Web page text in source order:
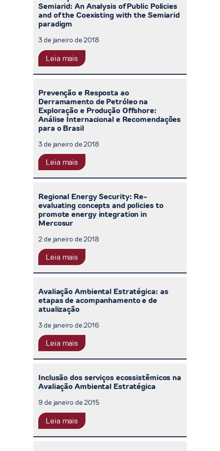
Semiarid: An Analysis of Public Policies
and of the Coexisting with the Semiarid
paradigm
3 de janeiro de 2018
Leia mais
Prevenção e Resposta ao
Derramamento de Petróleo na
Exploração e Produção Offshore:
Análise Internacional e Recomendações
para o Brasil
3 de janeiro de 2018
Leia mais
Regional Energy Security: Re-
evaluating concepts and policies to
promote energy integration in
Mercosur
2 de janeiro de 2018
Leia mais
Avaliação Ambiental Estratégica: as
etapas de acompanhamento e de
atualização
3 de janeiro de 2016
Leia mais
Inclusão dos serviços ecossistêmicos na
Avaliação Ambiental Estratégica
9 de janeiro de 2015
Leia mais